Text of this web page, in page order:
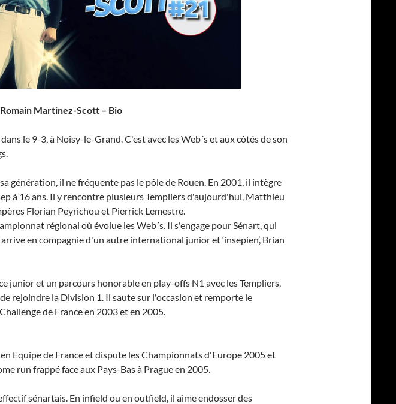
Romain Martinez-Scott – Bio
le 9-3, à Noisy-le-Grand. C'est avec les Web´s et aux côtés de son
génération, il ne fréquente pas le pôle de Rouen. En 2001, il intègre
à 16 ans. Il y rencontre plusieurs Templiers d'aujourd'hui, Matthieu
Florian Peyrichou et Pierrick Lemestre.
régional où évolue les Web´s. Il s'engage pour Sénart, qui
en compagnie d'un autre international junior et ‘insepien’, Brian
junior et un parcours honorable en play-offs N1 avec les Templiers,
rejoindre la Division 1. Il saute sur l'occasion et remporte le
de France en 2003 et en 2005.
Equipe de France et dispute les Championnats d'Europe 2005 et
run frappé face aux Pays-Bas à Prague en 2005.
sénartais. En infield ou en outfield, il aime endosser des